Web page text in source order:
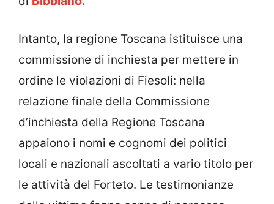
Intanto, la regione Toscana istituisce una
commissione di inchiesta per mettere in
ordine le violazioni di Fiesoli: nella
relazione finale della Commissione
d’inchiesta della Regione Toscana
appaiono i nomi e cognomi dei politici
locali e nazionali ascoltati a vario titolo per
le attività del Forteto. Le testimonianze